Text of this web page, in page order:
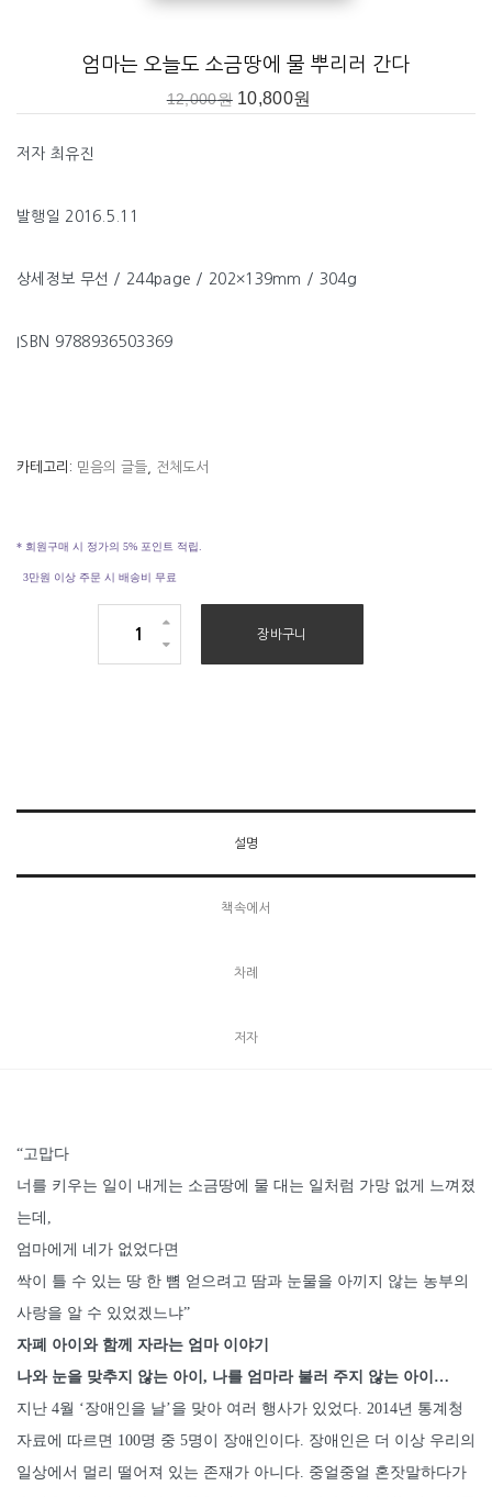
엄마는 오늘도 소금땅에 물 뿌리러 간다
12,000원 10,800원
저자 최유진
발행일 2016.5.11
상세정보 무선 / 244page / 202×139mm / 304g
ISBN 9788936503369
카테고리: 믿음의 글들 전체도서
* 회원구매 시 정가의 5% 포인트 적립.
3만원 이상 주문 시 배송비 무료
장바구니
설명
책속에서
차례
저자
“고맙다
너를 키우는 일이 내게는 소금땅에 물 대는 일처럼 가망 없게 느껴졌
는데,
엄마에게 네가 없었다면
싹이 틀 수 있는 땅 한 뼘 얻으려고 땀과 눈물을 아끼지 않는 농부의
사랑을 알 수 있었겠느냐”
자폐 아이와 함께 자라는 엄마 이야기
나와 눈을 맞추지 않는 아이, 나를 엄마라 불러 주지 않는 아이…
지난 4월 ‘장애인을 날’을 맞아 여러 행사가 있었다. 2014년 통계청
자료에 따르면 100명 중 5명이 장애인이다. 장애인은 더 이상 우리의
일상에서 멀리 떨어져 있는 존재가 아니다. 중얼중얼 혼잣말하다가